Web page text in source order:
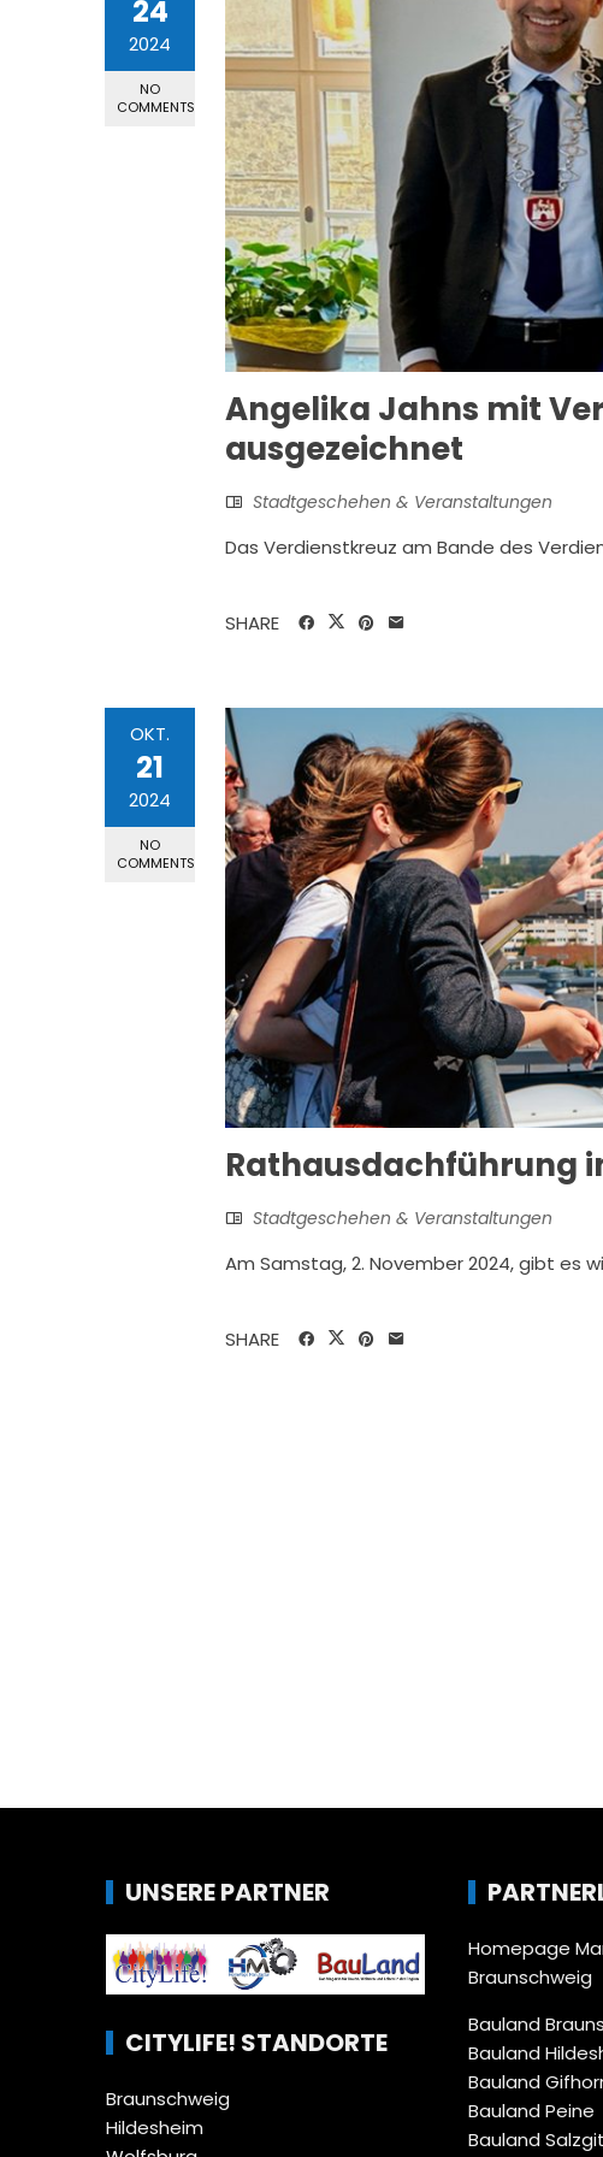
24
2024
NO
COMMENTS
Angelika Jahns mit
ausgezeichnet
Stadtgeschehen & Veranstaltungen
Das Verdienstkreuz am Bande des
SHARE
OKT.
21
2024
NO
COMMENTS
Rathausdachführung
Stadtgeschehen & Veranstaltungen
Am Samstag, 2. November 2024, gibt es
SHARE
UNSERE PARTNER
CITYLIFE! STANDORTE
Braunschweig
Hildesheim
Homepage
Braunschweig
Bauland
Bauland
Bauland
Bauland Peine
Bauland